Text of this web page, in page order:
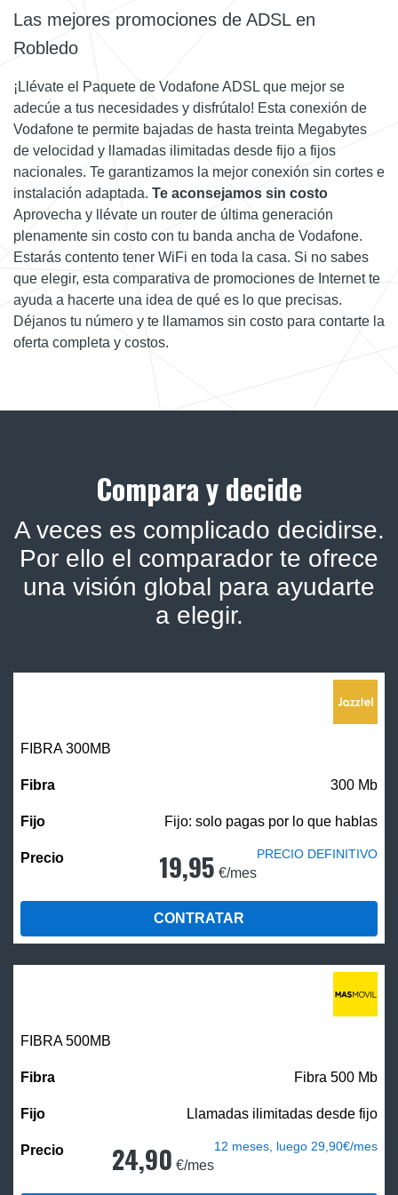
Las mejores promociones de ADSL en
Robledo
¡Llévate el Paquete de Vodafone ADSL que mejor se
adecúe a tus necesidades y disfrútalo! Esta conexión de
Vodafone te permite bajadas de hasta treinta Megabytes
de velocidad y llamadas ilimitadas desde fijo a fijos
nacionales. Te garantizamos la mejor conexión sin cortes e
instalación adaptada. Te aconsejamos sin costo
Aprovecha y llévate un router de última generación
plenamente sin costo con tu banda ancha de Vodafone.
Estarás contento tener WiFi en toda la casa. Si no sabes
que elegir, esta comparativa de promociones de Internet te
ayuda a hacerte una idea de qué es lo que precisas.
Déjanos tu número y te llamamos sin costo para contarte la
oferta completa y costos.
Compara y decide
A veces es complicado decidirse.
Por ello el comparador te ofrece
una visión global para ayudarte
a elegir.
FIBRA 300MB
300 Mb
Fijo: solo pagas por lo que hablas
19,95 €/mes
PRECIO DEFINITIVO
CONTRATAR
FIBRA500MB
Fibra 500 Mb
Llamadas ilimitadas desde fijo
24,90 €/mes
12 meses, luego 29,90€/mes